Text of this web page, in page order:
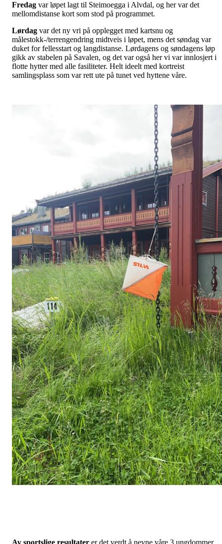
Fredag var løpet lagt til Steimoegga i Alvdal, og her var det
mellomdistanse kort som stod på programmet.
Lørdag var det ny vri på opplegget med kartsnu og
målestokk-/terrengendring midtveis i løpet, mens det søndag var
duket for fellesstart og langdistanse. Lørdagens og søndagens løp
gikk av stabelen på Savalen, og det var også her vi var innlosjert i
flotte hytter med alle fasiliteter. Helt ideelt med kortreist
samlingsplass som var rett ute på tunet ved hyttene våre.
Av sportslige resultater er det verdt å nevne våre 3 ungdommer